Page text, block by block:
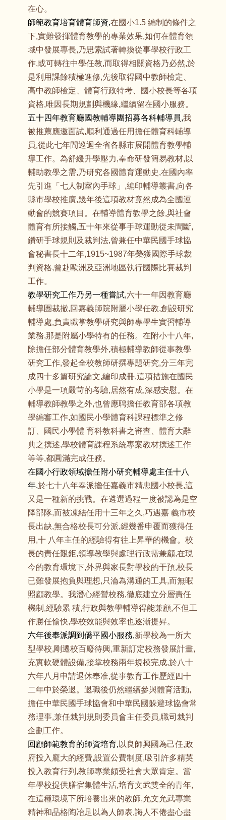
在心。
師範教育培育體育師資,在國小1.5 編制的條件之
下,實難發揮體育教學的專業效果,如何在體育領
域中發展專長,乃思索試著轉換從事學校行政工
作,或可轉往中學任教,而取得相關資格乃必然,於
是利用課餘積極進修,先後取得國中教師檢定、
高中教師檢定、體育行政特考、國小校長等各項
資格,唯因長期規劃與機緣,繼續留在國小服務。
五十四年教育廳國教輔導團招募各科輔導員,我
被推薦應邀面試,順利通過任用擔任體育科輔導
員,從此七年間巡迴全省各縣市展開體育教學輔
導工作。為舒緩升學壓力,奉命研發簡易教材,以
輔助教學之需,乃研究各國體育運動史,在國內率
先引進「七人制室內手球」,編印輔導叢書,向各
縣市學校推廣,幾年後這項教材竟然成為全國運
動會的競賽項目。在輔導體育教學之餘,與社會
體育有所接觸,五十年來從事手球運動從未間斷,
鑽研手球規則及裁判法,曾兼任中華民國手球協
會秘書長十二年,1915~1987年榮獲國際手球裁
判資格,曾赴歐洲及亞洲地區執行國際比賽裁判
工作。
教學研究工作乃另一種嘗試,六十一年因教育廳
輔導團裁撤,回嘉義師院附屬小學任教,創設研究
輔導處,負責職掌教學研究與師專學生實習輔導
業務,那是附屬小學特有的任務。在附小十八年,
除擔任部分體育教學外,積極輔導教師從事教學
研究工作,發起全校教師研撰專題研究,分三年完
成四十多篇研究論文,編印成冊,這項措施在國民
小學是一項嚴苛的考驗,居然有成,深感安慰。在
輔導教師教學之外,也曾應聘擔任教育部各項教
學編審工作,如國民小學體育科課程標準之修
訂、國民小學體 育科教科書之審查、體育大辭
典之撰述,學校體育課程系統專案教材撰述工作
等等,都圓滿完成任務。
在國小行政領域擔任附小研究輔導處主任十八
年,於七十八年奉派擔任嘉義市精忠國小校長,這
又是一種新的挑戰。在遴選過程一度被認為是空
降部隊,而被凍結任用十三年之久,巧遇嘉 義市校
長出缺,無合格校長可分派,經幾番申覆而獲得任
用,十 八年主任的經驗得有往上昇華的機會。校
長的責任艱鉅,領導教學與處理行政需兼顧,在現
今的教育環境下,外界與家長對學校的干預,校長
已難發展抱負與理想,只淪為溝通的工具,而無暇
照顧教學。我潛心經營校務,徹底建立分層責任
機制,經驗累 積,行政與教學輔導得能兼顧,不但工
作勝任愉快,學校效能與效率也逐漸提昇。
六年後奉派調到僑平國小服務,新學校為一所大
型學校,剛遷校百廢待興,重新訂定校務發展計畫,
充實軟硬體設備,接掌校務兩年規模完成,於八十
六年八月申請退休奉准,從事教育工作歷經四十
二年中於榮退。退職後仍然繼續參與體育活動,
擔任中華民國手球協會和中華民國躲避球協會常
務理事,兼任裁判規則委員會主任委員,職司裁判
企劃工作。
回顧師範教育的師資培育, 以良師興國為己任,政
府投入龐大的經費,設置公費制度,吸引許多精英
投入教育行列,教師專業頗受社會大眾肯定。當
年學校提供膳宿集體生活,培育文武雙全的青年,
在這種環境下所培養出來的教師,允文允武專業
精神和品格陶冶足以為人師表,誨人不倦盡心盡